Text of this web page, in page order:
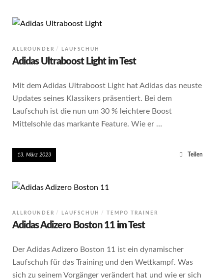
ALLROUNDER LAUFSCHUH
Adidas Ultraboost Light im Test
Mit dem Adidas Ultraboost Light hat Adidas das neuste
Updates seines Klassikers präsentiert. Bei dem
Laufschuh ist die nun um 30 % leichtere Boost
Mittelsohle das markante Feature. Wie er …
13. März 2023 Teilen
ALLROUNDER LAUFSCHUH TEMPO TRAINER
Adidas Adizero Boston 11 im Test
Der Adidas Adizero Boston 11 ist ein dynamischer
Laufschuh für das Training und den Wettkampf. Was
sich zu seinem Vorgänger verändert hat und wie er sich